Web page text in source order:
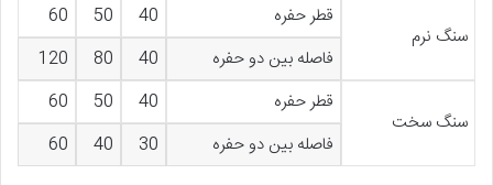
سنگ نرم
قطر حفره 40
50
60
فاصله بین دو حفره
40
80
120
سنگ سخت
قطر حفره 40
50
60
فاصله بین دو حفره
30
40
60